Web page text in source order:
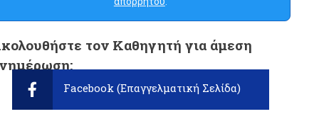
τον Καθηγητή για άμεση
Facebook (Επαγγελματική Σελίδα)